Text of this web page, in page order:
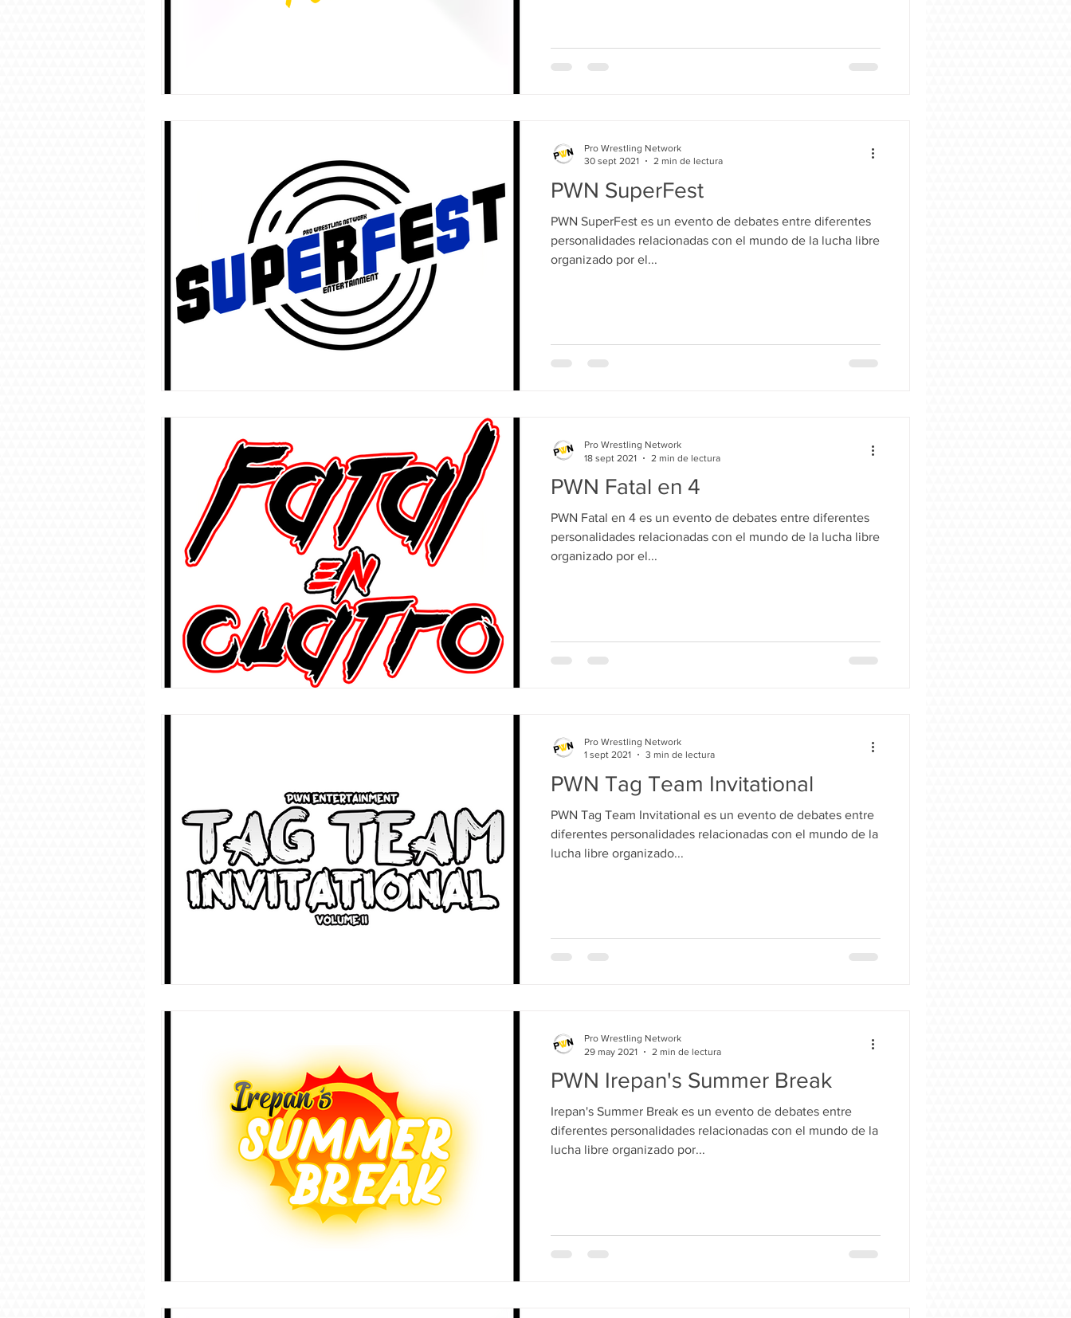
PWN SuperFest
PWN SuperFest es un evento de debates entre diferentes
personalidades relacionadas con el mundo de la lucha libre
organizado por el...
Pro Wrestling Network
30 sept 2021
2 min de lectura
PWN Fatal en 4
PWN Fatal en 4 es un evento de debates entre diferentes
personalidades relacionadas con el mundo de la lucha libre
organizado por el...
Pro Wrestling Network
18 sept 2021
2 min de lectura
PWN Tag Team Invitational
PWN Tag Team Invitational es un evento de debates entre
diferentes personalidades relacionadas con el mundo de la
lucha libre organizado...
Pro Wrestling Network
1 sept 2021
3 min de lectura
PWN Irepan's Summer Break
Irepan's Summer Break es un evento de debates entre
diferentes personalidades relacionadas con el mundo de la
lucha libre organizado por...
Pro Wrestling Network
29 may 2021
2 min de lectura